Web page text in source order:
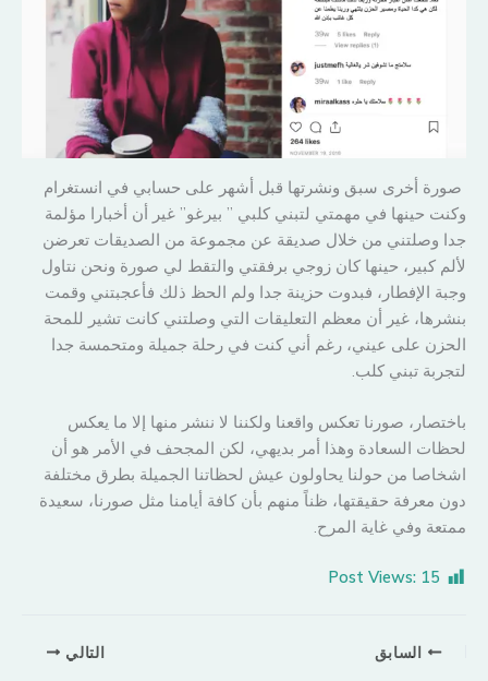
صورة أخرى سبق ونشرتها قبل أشهر على حسابي في انستغرام
وكنت حينها في مهمتي لتبني كلبي ” بيرغو” غير أن أخبارا مؤلمة
جدا وصلتني من خلال صديقة عن مجموعة من الصديقات تعرضن
لألم كبير، حينها كان زوجي برفقتي والتقط لي صورة ونحن نتاول
وجبة الإفطار، فبدوت حزينة جدا ولم الحظ ذلك فأعجبتني وقمت
بنشرها، غير أن معظم التعليقات التي وصلتني كانت تشير للمحة
الحزن على عيني، رغم أني كنت في رحلة جميلة ومتحمسة جدا
لتجربة تبني كلب.
باختصار، صورنا تعكس واقعنا ولكننا لا ننشر منها إلا ما يعكس
لحظات السعادة وهذا أمر بديهي، لكن المجحف في الأمر هو أن
اشخاصا من حولنا يحاولون عيش لحظاتنا الجميلة بطرق مختلفة
دون معرفة حقيقتها، ظناً منهم بأن كافة أيامنا مثل صورنا، سعيدة
ممتعة وفي غاية المرح.
Post Views: 15
السابق التالي